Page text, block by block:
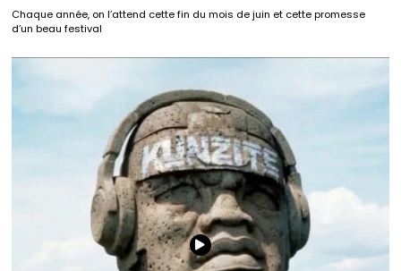
Chaque année, on l’attend cette fin du mois de juin et cette promesse
d’un beau festival